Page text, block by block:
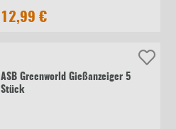
12,99 €
ASB Greenworld Gießanzeiger 5
Stück